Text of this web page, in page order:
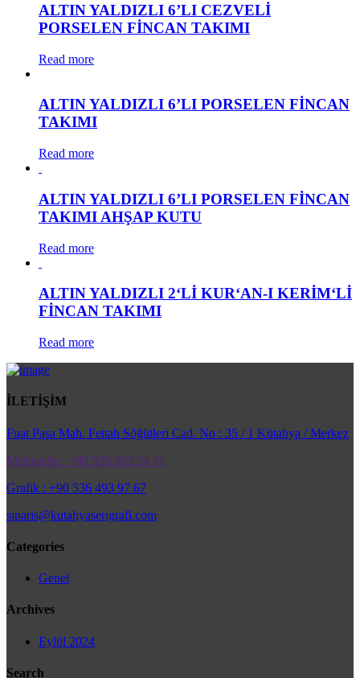
ALTIN YALDIZLI 6’LI CEZVELİ
PORSELEN FİNCAN TAKIMI
Read more
ALTIN YALDIZLI 6’LI PORSELEN FİNCAN
TAKIMI
Read more
ALTIN YALDIZLI 6’LI PORSELEN FİNCAN
TAKIMI AHŞAP KUTU
Read more
ALTIN YALDIZLI 2‘Lİ KUR‘AN-I KERİM‘Lİ
FİNCAN TAKIMI
Read more
İLETİŞİM
Fuat Paşa Mah. Fettah Söğütleri Cad. No : 35 / 1 Kütahya / Merkez
Muhasebe : +90 539 663 54 11
Grafik : +90 536 493 97 67
siparis@kutahyaserigrafi.com
Categories
Genel
Archives
Eylül 2024
Search